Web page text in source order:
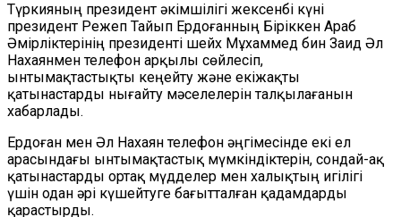
Түркияның президент әкімшілігі жексенбі күні
президент Режеп Тайып Ердоғанның Біріккен Араб
Әмірліктерінің президенті шейх Мұхаммед бин Заид Әл
Нахаянмен телефон арқылы сөйлесіп,
ынтымақтастықты кеңейту және екіжақты
қатынастарды нығайту мәселелерін талқылағанын
хабарлады.
Ердоған мен Әл Нахаян телефон әңгімесінде екі ел
арасындағы ынтымақтастық мүмкіндіктерін, сондай-ақ
қатынастарды ортақ мүдделер мен халықтың игілігі
үшін одан әрі күшейтуге бағытталған қадамдарды
қарастырды.